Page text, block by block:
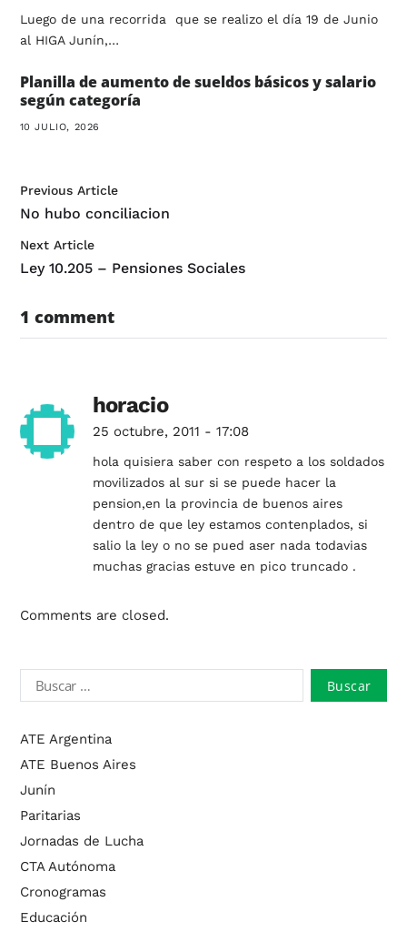
Luego de una recorrida que se realizo el día 19 de Junio
al HIGA Junín,…
Planilla de aumento de sueldos básicos y salario
según categoría
10 JULIO, 2026
Previous Article
No hubo conciliacion
Next Article
Ley 10.205 – Pensiones Sociales
1 comment
horacio
25 octubre, 2011 - 17:08
hola quisiera saber con respeto a los soldados
movilizados al sur si se puede hacer la
pension,en la provincia de buenos aires
dentro de que ley estamos contenplados, si
salio la ley o no se pued aser nada todavias
muchas gracias estuve en pico truncado .
Comments are closed.
ATE Argentina
ATE Buenos Aires
Junín
Paritarias
Jornadas de Lucha
CTA Autónoma
Cronogramas
Educación